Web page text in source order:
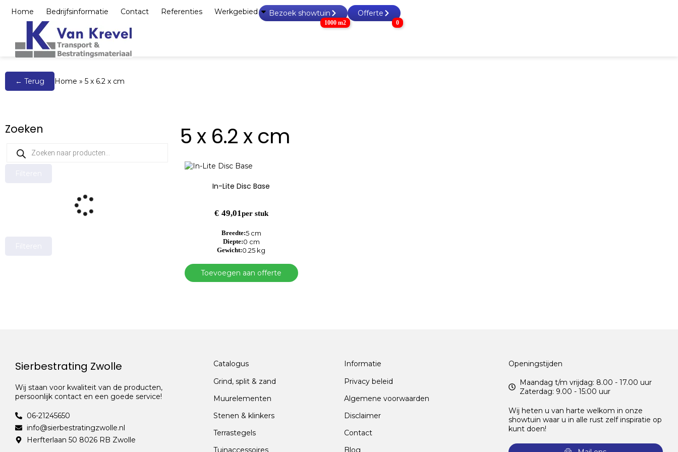
Home Bedrijfsinformatie Contact Referenties Werkgebied Bezoek showtuin
1000 m2
Offerte
0
← Terug Home » 5 x 6.2 x cm
Zoeken 5 x 6.2 x cm
In-Lite Disc Base
€49,01per stuk
Breedte:5 cm
Diepte:0 cm
Gewicht:0.25 kg
Toevoegen aan offerte
Sierbestrating Zwolle
Wij staan voor kwaliteit van de producten,
persoonlijk contact en een goede service!
06-21245650
info@sierbestratingzwolle.nl
Herfterlaan 50 8026 RB Zwolle
Catalogus
Grind, split & zand
Muurelementen
Stenen & klinkers
Terrastegels
Tuinaccessoires
Informatie
Privacy beleid
Algemene voorwaarden
Disclaimer
Contact
Blog
Openingstijden
Maandag t/m vrijdag: 8.00 - 17.00 uur
Zaterdag: 9.00 - 15:00 uur
Wij heten u van harte welkom in onze
showtuin waar u in alle rust zelf inspiratie op
kunt doen!